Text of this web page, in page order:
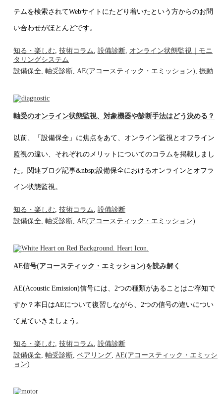
テムを検索されてWebサイトにたどり着いたという方からのお問
い合わせがほとんどです。
知る・楽しむ, 技術コラム, 設備診断, オンライン状態監視｜モニ
タリングシステム
設備保全, 軸受診断, AE(アコースティック・エミッション), 振動
軸受のオンライン状態監視、対象機器や診断手法はどう決める？
以前、「設備保全」に焦点をあて、オンライン監視とオフライン
監視の違い、それぞれのメリットについてのコラムを掲載しまし
た。関連ブログ記事&nbsp;設備保全におけるオンラインとオフラ
イン状態監視。
知る・楽しむ, 技術コラム, 設備診断
設備保全, 軸受診断, AE(アコースティック・エミッション)
AE信号(アコースティック・エミッション)を読み解く
AE(Acoustic Emission)信号には、2つの種類があることはご存知で
すか？本日はAEについて復習しながら、2つの信号の違いについ
て見ていきましょう。
知る・楽しむ 技術コラム
設備診断
設備保全 軸受診断 ベアリング AE(アコースティック・エミッシ
ョン)